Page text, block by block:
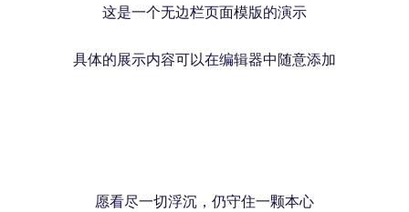
这是一个无边栏页面模版的演示
具体的展示内容可以在编辑器中随意添加
愿看尽一切浮沉，仍守住一颗本心